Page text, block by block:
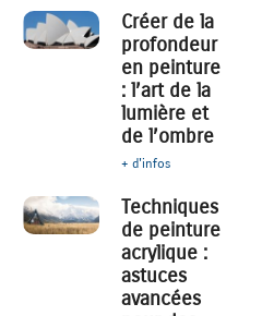
Créer de la
profondeur
en peinture
: l’art de la
lumière et
de l’ombre
+ d'infos
Techniques
de peinture
acrylique :
astuces
avancées